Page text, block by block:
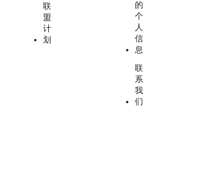
联
盟
计
划
的
个
人
信
息
联
系
我
们